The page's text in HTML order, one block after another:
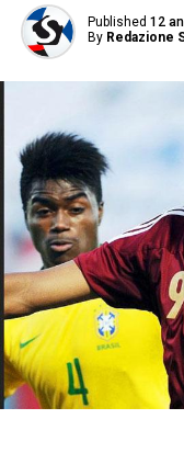
Published 12
By Redazione